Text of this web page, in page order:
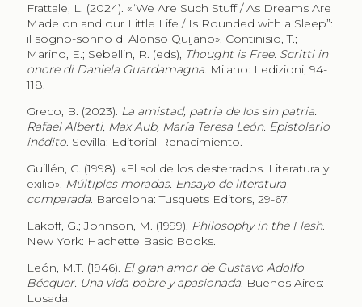
Frattale, L. (2024). «“We Are Such Stuff / As Dreams Are
Made on and our Little Life / Is Rounded with a Sleep”:
il sogno-sonno di Alonso Quijano». Continisio, T.;
Marino, E.; Sebellin, R. (eds), Thought is Free. Scritti in
onore di Daniela Guardamagna. Milano: Ledizioni, 94-
118.
Greco, B. (2023). La amistad, patria de los sin patria.
Rafael Alberti, Max Aub, María Teresa León. Epistolario
inédito. Sevilla: Editorial Renacimiento.
Guillén, C. (1998). «El sol de los desterrados. Literatura y
exilio». Múltiples moradas. Ensayo de literatura
comparada. Barcelona: Tusquets Editors, 29-67.
Lakoff, G.; Johnson, M. (1999). Philosophy in the Flesh.
New York: Hachette Basic Books.
León, M.T. (1946). El gran amor de Gustavo Adolfo
Bécquer. Una vida pobre y apasionada. Buenos Aires:
Losada.